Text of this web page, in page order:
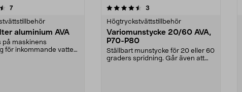
7recensioner
aluminium AVA
på maskinens
för inkommande vatten.
4.5av 5 stjärnor 3
Högtryckstvättstillbehör
Variomunstycke 20/60 AVA,
P70-P80
Ställbart munstycke för 20 eller 60
graders spridning. Går även att
4.5av 5 stjärnor